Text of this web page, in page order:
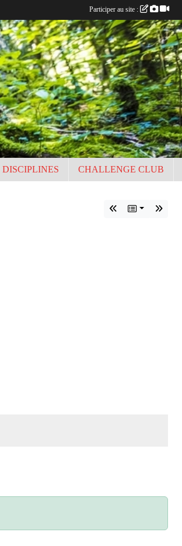
DISCIPLINES CHALLENGE CLUB
Participer au site :